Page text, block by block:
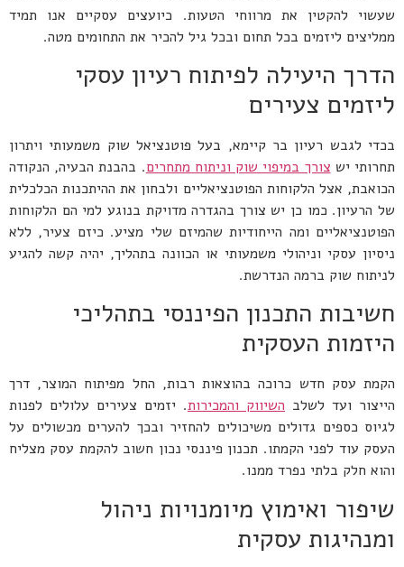
שעשוי להקטין את מרווחי הטעות. כיועצים עסקיים אנו תמיד
ממליצים ליזמים בכל תחום ובכל גיל להכיר את התחומים מטה.
הדרך היעילה לפיתוח רעיון עסקי
ליזמים צעירים
בכדי לגבש רעיון בר קיימא, בעל פוטנציאל שוק משמעותי ויתרון
תחרותי יש צורך במיפוי שוק וניתוח מתחרים. בהבנת הבעיה, הנקודה
הכואבת, אצל הלקוחות הפוטנציאליים ולבחון את ההיתכנות הכלכלית
של הרעיון. כמו כן יש צורך בהגדרה מדויקת בנוגע למי הם הלקוחות
הפוטנציאליים ומה הייחודיות שהמיזם שלי מציע. כיזם צעיר, ללא
ניסיון עסקי וניהולי משמעותי או הכוונה בתהליך, יהיה קשה להגיע
לניתוח שוק ברמה הנדרשת.
חשיבות התכנון הפיננסי בתהליכי
היזמות העסקית
הקמת עסק חדש כרוכה בהוצאות רבות, החל מפיתוח המוצר, דרך
הייצור ועד לשלב השיווק והמכירות. יזמים צעירים עלולים לפנות
לגיוס כספים גדולים משיכולים להחזיר ובכך להערים מכשולים על
העסק עוד לפני הקמתו. תכנון פיננסי נכון חשוב להקמת עסק מצליח
והוא חלק בלתי נפרד ממנו.
שיפור ואימוץ מיומנויות ניהול
ומנהיגות עסקית